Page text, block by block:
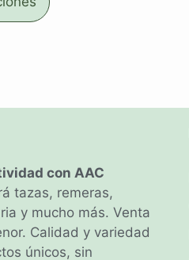
con AAC
tazas, remeras,
y mucho más. Venta
Calidad y variedad
únicos, sin